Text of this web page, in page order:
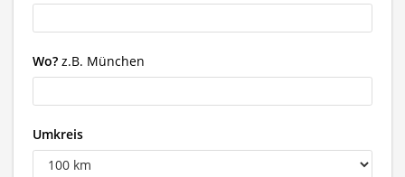
Wo? z.B. München
Umkreis